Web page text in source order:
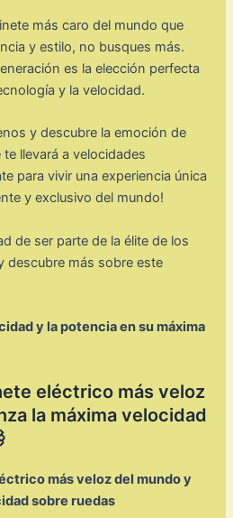
más caro del mundo que
y estilo, no busques más.
es la elección perfecta
y la velocidad.
y descubre la emoción de
llevará a velocidades
para vivir una experiencia única
y exclusivo del mundo!
de ser parte de la élite de los
descubre más sobre este
y la potencia en su máxima
eléctrico más veloz
la máxima velocidad
más veloz del mundo y
sobre ruedas